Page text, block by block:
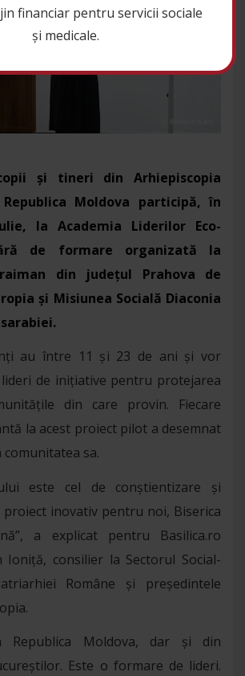
și tineri din Arhiepiscopia
Moldova participă, în
la Academia Liderilor Eco-
de formare organizată la
din județul Prahova de
și Misiunea Socială Diaconia
au între 11 și 23 de ani și vor
de inițiative pentru protejarea
din care provin. Fiecare
la acest proiect pilot a desemnat
sa.
este cel de conștientizare și
proiect inovativ pentru noi, Biserica
a explicat pentru Basilica.ro
Ioniță, consilier la Sectorul Social-
Române și președintele
Republica Moldova, dar și din
Este o formare de lideri.
financiar pentru servicii sociale
și medicale.